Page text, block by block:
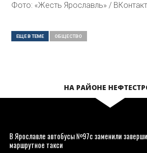
Фото: «Жесть Ярославль» /
ЕЩЕ В ТЕМЕ ОБЩЕСТВО
НА РАЙОНЕ
В Ярославле автобусы №97с заменили
маршрутное такси